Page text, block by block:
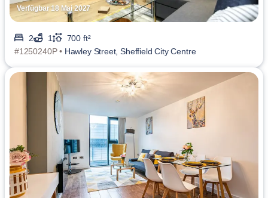
Verfügbar 18 Mai 2027
2 1
700 ft²
#1250240P • Hawley Street, Sheffield City Centre